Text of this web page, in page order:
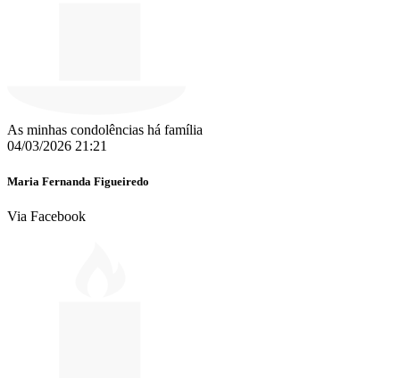
As minhas condolências há família
04/03/2026 21:21
Maria Fernanda Figueiredo
Via Facebook